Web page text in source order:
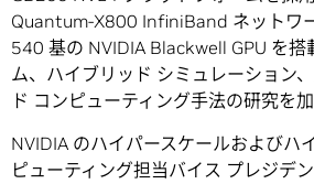
Quantum-X800 InfiniBand ネットワ
540 基の NVIDIA Blackwell GPU を搭
ム、ハイブリッド シミュレーション
ド コンピューティング手法の研究を加
NVIDIA のハイパースケールおよびハ
ピューティング担当バイス プレジデ